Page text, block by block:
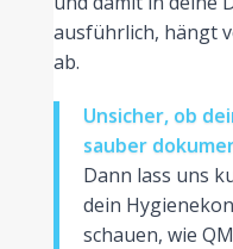
ausführlich, hängt
ab.
Unsicher, ob
sauber
Dann lass uns
dein
schauen, wie